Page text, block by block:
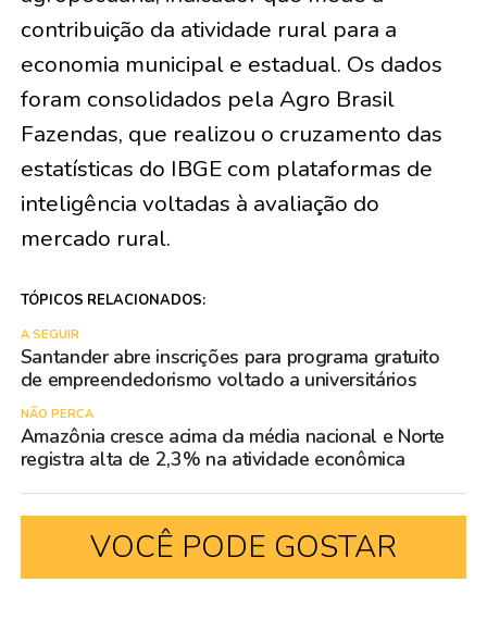
contribuição da atividade rural para a
economia municipal e estadual. Os dados
foram consolidados pela Agro Brasil
Fazendas, que realizou o cruzamento das
estatísticas do IBGE com plataformas de
inteligência voltadas à avaliação do
mercado rural.
TÓPICOS RELACIONADOS:
A SEGUIR
Santander abre inscrições para programa gratuito
de empreendedorismo voltado a universitários
NÃO PERCA
Amazônia cresce acima da média nacional e Norte
registra alta de 2,3% na atividade econômica
VOCÊ PODE GOSTAR